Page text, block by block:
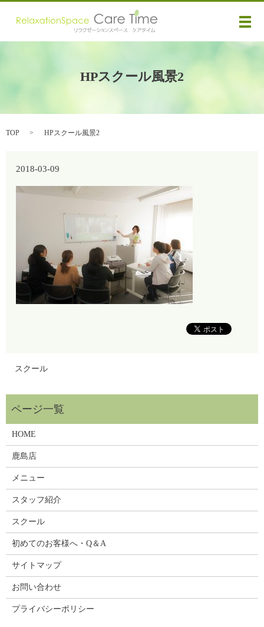
メ
HPスクール風景2
TOP HPスクール風景2
2018-03-09
スクール
HOME
鹿島店
メニュー
スタッフ紹介
スクール
初めてのお客様へ・Q＆A
サイトマップ
お問い合わせ
プライバシーポリシー